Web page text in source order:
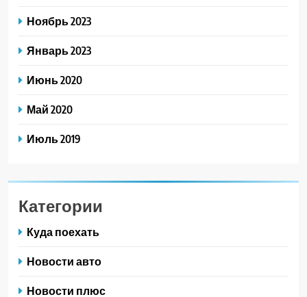
Ноябрь 2023
Январь 2023
Июнь 2020
Май 2020
Июль 2019
Категории
Куда поехать
Новости авто
Новости плюс